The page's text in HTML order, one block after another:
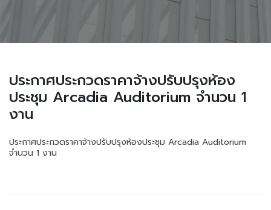
ประกาศประกวดราคาจ้างปรับปรุงห้อง
ประชุม Arcadia Auditorium จำนวน 1
งาน
ประกาศประกวดราคาจ้างปรับปรุงห้องประชุม Arcadia Auditorium
จำนวน 1 งาน